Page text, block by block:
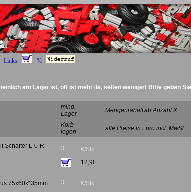
Links %
am Lager ist, oft ist mehr da, selten weniger! Bitte geben Sie
mind.
Lager
Mengenrabatt ab Anzahl X
Korb
legen
alle Preise in Euro incl. MwSt
Schalter L-0-R
3
€/Stk.
12,90
75x60x*35mm
3
€/Stk.